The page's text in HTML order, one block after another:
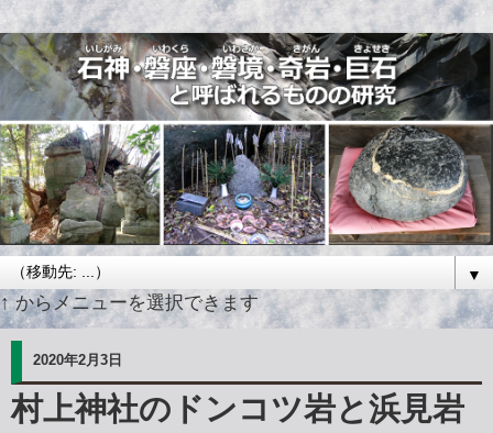
▼
↑ からメニューを選択できます
2020年2月3日
村上神社のドンコツ岩と浜見岩